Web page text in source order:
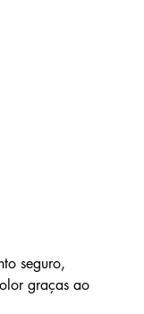
seguro,
graças ao